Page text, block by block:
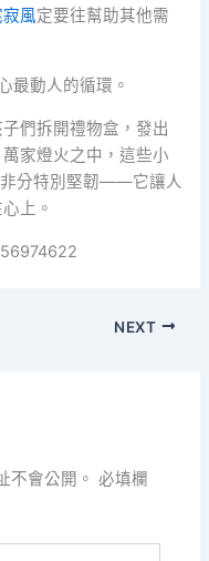
寂風定要往幫助其他需
最動人的循環。
們拆開禮物盒，發出
家燈火之中，這些小
非分特別堅韌——它讓人
上。
NEXT
不會公開。 必填欄